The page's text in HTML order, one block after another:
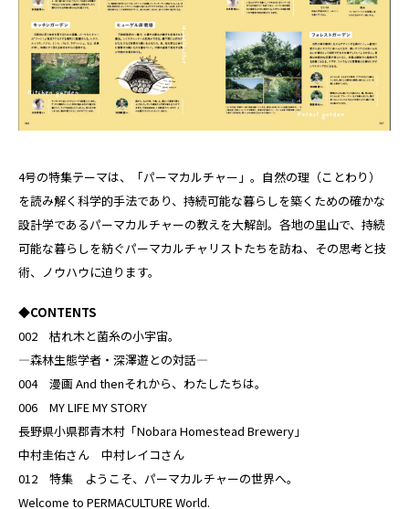
4号の特集テーマは、「パーマカルチャー」。自然の理（ことわり）
を読み解く科学的手法であり、持続可能な暮らしを築くための確かな
設計学であるパーマカルチャーの教えを大解剖。各地の里山で、持続
可能な暮らしを紡ぐパーマカルチャリストたちを訪ね、その思考と技
術、ノウハウに迫ります。
◆CONTENTS
002 枯れ木と菌糸の小宇宙。
―森林生態学者・深澤遊との対話―
004 漫画 And thenそれから、わたしたちは。
006 MY LIFE MY STORY
長野県小県郡青木村「Nobara Homestead Brewery」
中村圭佑さん 中村レイコさん
012 特集 ようこそ、パーマカルチャーの世界へ。
Welcome to PERMACULTURE World.